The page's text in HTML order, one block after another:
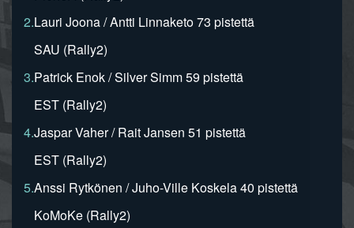
2.Lauri Joona / Antti Linnaketo 73 pistettä
SAU (Rally2)
3.Patrick Enok / Silver Simm 59 pistettä
EST (Rally2)
4.Jaspar Vaher / Rait Jansen 51 pistettä
EST (Rally2)
5.Anssi Rytkönen / Juho-Ville Koskela 40 pistettä
KoMoKe (Rally2)